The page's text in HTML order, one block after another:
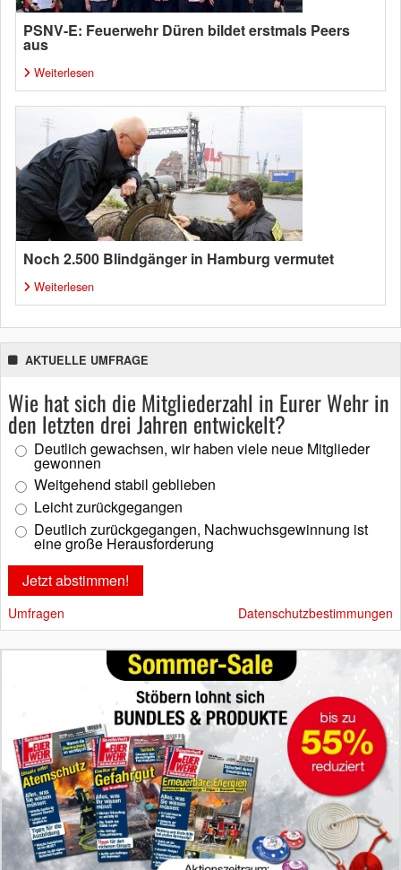
PSNV-E: Feuerwehr Düren bildet erstmals Peers
aus
Weiterlesen
Noch 2.500 Blindgänger in Hamburg vermutet
Weiterlesen
AKTUELLE UMFRAGE
Wie hat sich die Mitgliederzahl in Eurer Wehr in
den letzten drei Jahren entwickelt?
Deutlich gewachsen, wir haben viele neue Mitglieder
gewonnen
Weitgehend stabil geblieben
Leicht zurückgegangen
Deutlich zurückgegangen, Nachwuchsgewinnung ist
eine große Herausforderung
Umfragen Datenschutzbestimmungen